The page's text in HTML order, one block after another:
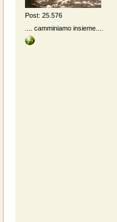
Post: 25.576
.... camminiamo insieme....